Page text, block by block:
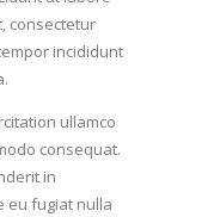
consectetur
incididunt
ullamco
consequat.
in
eu fugiat nulla